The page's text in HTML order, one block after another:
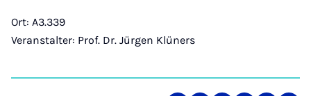
Ort: A3.339
Veranstalter: Prof. Dr. Jürgen Klüners